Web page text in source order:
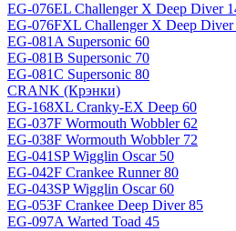
EG-076EL Challenger X Deep Diver
EG-076FXL Challenger X Deep
EG-081A Supersonic 60
EG-081B Supersonic 70
EG-081C Supersonic 80
CRANK (Крэнки)
EG-168XL Cranky-EX Deep 60
EG-037F Wormouth Wobbler 62
EG-038F Wormouth Wobbler 72
EG-041SP Wigglin Oscar 50
EG-042F Crankee Runner 80
EG-043SP Wigglin Oscar 60
EG-053F Crankee Deep Diver 85
EG-097A Warted Toad 45